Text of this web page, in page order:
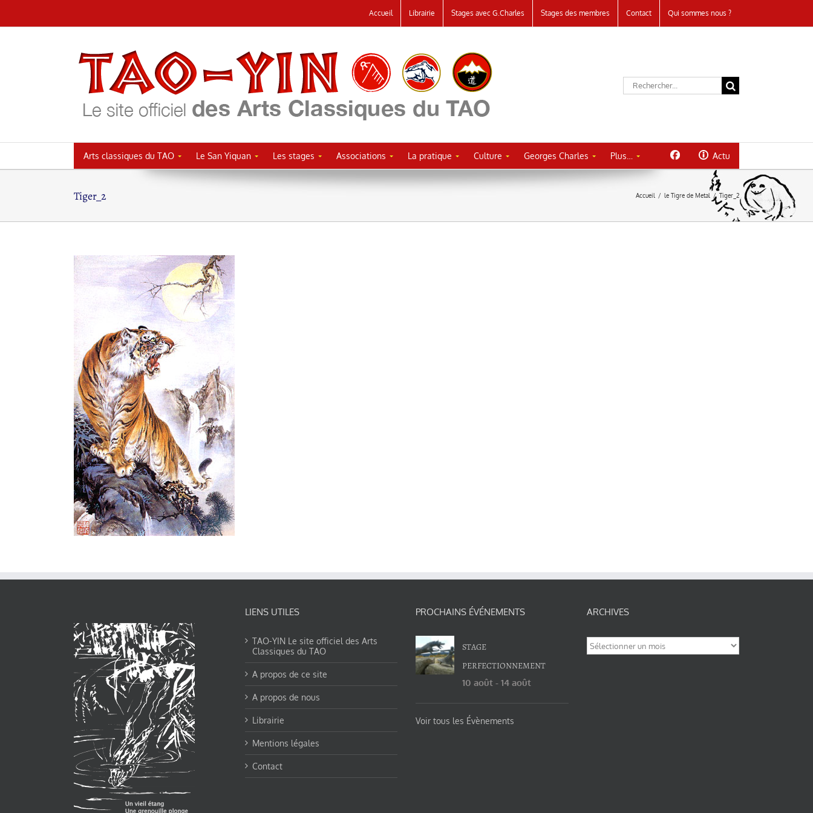
au
Accueil Librairie Stages avec G.Charles Stages des membres Contact Qui sommes nous ?
Rechercher:
Arts classiques du TAO Le San Yiquan Les stages Associations La pratique Culture Georges Charles Plus… Actu
Tiger_2 Accueil / le Tigre de Metal / Tiger_2
LIENS UTILES
TAO-YIN Le site officiel des Arts
Classiques du TAO
A propos de ce site
A propos de nous
Librairie
Mentions légales
Contact
PROCHAINS ÉVÉNEMENTS
STAGE
PERFECTIONNEMENT
10 août - 14 août
Voir tous les Évènements
ARCHIVES
Archives